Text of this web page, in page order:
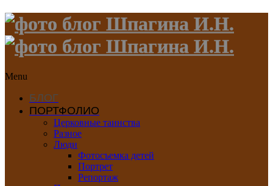
Menu
БЛОГ
ПОРТФОЛИО
Церковные таинства
Разное
Люди
Фотосъемка детей
Портрет
Репортаж